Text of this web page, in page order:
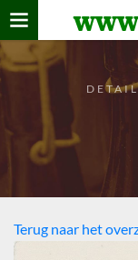
Home
verzamelen
De bierkaart
Bezoekers
Terug naar het